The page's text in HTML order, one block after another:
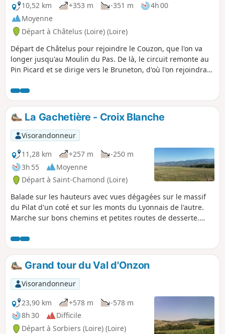
10,52 km
+353 m -351 m
4h 00
Moyenne
Départ à Châtelus (Loire) (Loire)
Départ de Châtelus pour rejoindre le Couzon, que l'on va
longer jusqu'au Moulin du Pas. De là, le circuit remonte au
Pin Picard et se dirige vers le Bruneton, d'où l'on rejoindra
La Gachetière - Croix Blanche
Visorandonneur
11,28 km
+257 m
-250 m
3h 55
Moyenne
Départ à Saint-Chamond (Loire)
Balade sur les hauteurs avec vues dégagées sur le massif
du Pilat d'un coté et sur les monts du Lyonnais de l'autre.
Marche sur bons chemins et petites routes de desserte.
Grand tour du Val d'Onzon
Visorandonneur
23,90 km
+578 m
-578 m
8h 30
Difficile
Départ à Sorbiers (Loire) (Loire)